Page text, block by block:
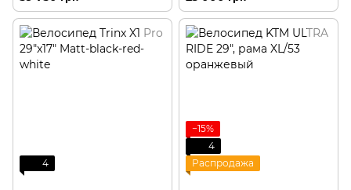
YQBR9J436K
4
−15%
4
Распродажа